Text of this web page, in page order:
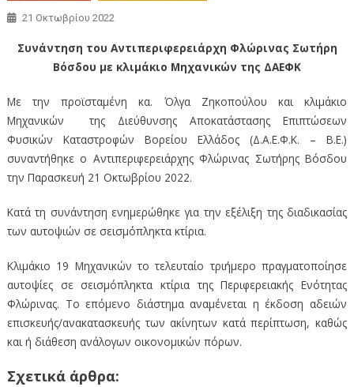
21 Οκτωβρίου 2022
Συνάντηση του Αντιπεριφερειάρχη Φλώρινας Σωτήρη
Βόσδου με κλιμάκιο Μηχανικών της ΔΑΕΦΚ
Με την προϊσταμένη κα. Όλγα Ζηκοπούλου και κλιμάκιο
Μηχανικών της Διεύθυνσης Αποκατάστασης Επιπτώσεων
Φυσικών Καταστροφών Βορείου Ελλάδος (Δ.Α.Ε.Φ.Κ. – Β.Ε.)
συναντήθηκε ο Αντιπεριφερειάρχης Φλώρινας Σωτήρης Βόσδου
την Παρασκευή 21 Οκτωβρίου 2022.
Κατά τη συνάντηση ενημερώθηκε για την εξέλιξη της διαδικασίας
των αυτοψιών σε σεισμόπληκτα κτίρια.
Κλιμάκιο 19 Μηχανικών το τελευταίο τριήμερο πραγματοποίησε
αυτοψίες σε σεισμόπληκτα κτίρια της Περιφερειακής Ενότητας
Φλώρινας. Το επόμενο διάστημα αναμένεται η έκδοση αδειών
επισκευής/ανακατασκευής των ακίνητων κατά περίπτωση, καθώς
και ή διάθεση ανάλογων οικονομικών πόρων.
Σχετικά άρθρα: